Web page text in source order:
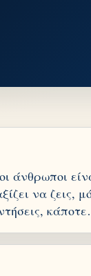
άνθρωποι
να ζεις,